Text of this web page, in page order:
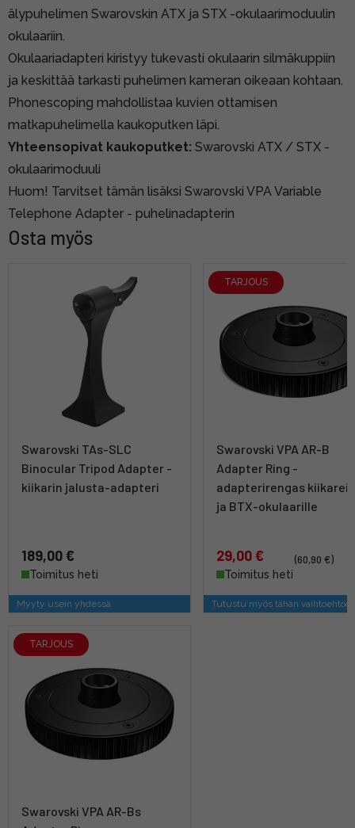
älypuhelimen Swarovskin ATX ja STX -okulaarimoduulin
okulaariin.
Okulaariadapteri kiristyy tukevasti okulaarin silmäkuppiin
ja keskittää tarkasti puhelimen kameran oikeaan kohtaan.
Phonescoping mahdollistaa kuvien ottamisen
matkapuhelimella kaukoputken läpi.
Yhteensopivat kaukoputket: Swarovski ATX / STX -
okulaarimoduuli
Huom! Tarvitset tämän lisäksi Swarovski VPA Variable
Telephone Adapter - puhelinadapterin
Osta myös
Swarovski TAs-SLC
Binocular Tripod Adapter -
kiikarin jalusta-adapteri
189,00 €
Toimitus heti
Myyty usein yhdessä
TARJOUS
Swarovski VPA AR-B
Adapter Ring -
adapterirengas
ja BTX-okulaarille
29,00 €
(60,90 €)
Toimitus heti
Tutustu myös tähän
TARJOUS
Swarovski VPA AR-Bs